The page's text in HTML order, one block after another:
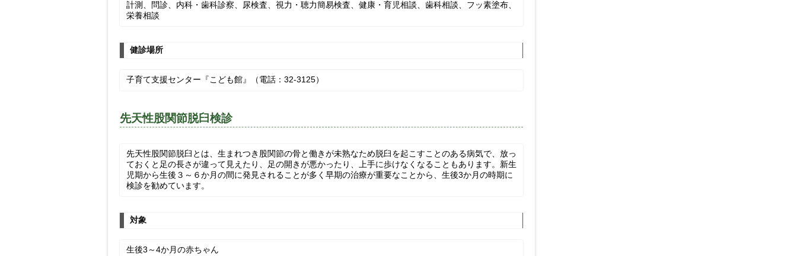
計測、問診、内科・歯科診察、尿検査、視力・聴力簡易検査、健康・育児相談、歯科相談、フッ素塗布、
栄養相談
健診場所
子育て支援センター『こども館』（電話：32-3125）
先天性股関節脱臼検診
先天性股関節脱臼とは、生まれつき股関節の骨と働きが未熟なため脱臼を起こすことのある病気で、放っ
ておくと足の長さが違って見えたり、足の開きが悪かったり、上手に歩けなくなることもあります。新生
児期から生後３～６か月の間に発見されることが多く早期の治療が重要なことから、生後3か月の時期に
検診を勧めています。
対象
生後3～4か月の赤ちゃん